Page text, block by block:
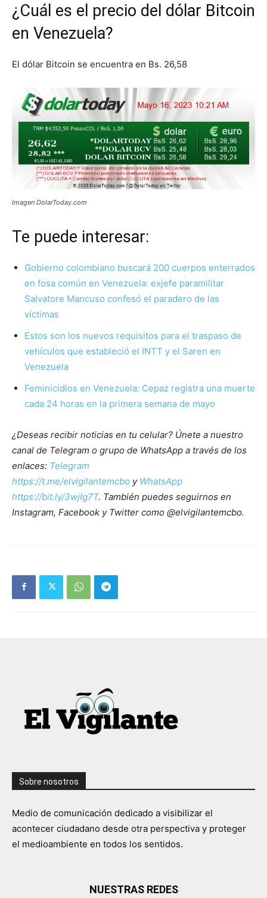
¿Cuál es el precio del dólar Bitcoin
en Venezuela?
El dólar Bitcoin se encuentra en Bs. 26,58
Imagen DolarToday.com
Te puede interesar:
Gobierno colombiano buscará 200 cuerpos enterrados
en fosa común en Venezuela: exjefe paramilitar
Salvatore Mancuso confesó el paradero de las
víctimas
Estos son los nuevos requisitos para el traspaso de
vehículos que estableció el INTT y el Saren en
Venezuela
Feminicidios en Venezuela: Cepaz registra una muerte
cada 24 horas en la primera semana de mayo
¿Deseas recibir noticias en tu celular? Únete a nuestro
canal de Telegram o grupo de WhatsApp a través de los
enlaces: Telegram
https://t.me/elvigilantemcbo y WhatsApp
https://bit.ly/3wjIg7T. También puedes seguirnos en
Instagram, Facebook y Twitter como @elvigilantemcbo.
Sobre nosotros
Medio de comunicación dedicado a visibilizar el
acontecer ciudadano desde otra perspectiva y proteger
el medioambiente en todos los sentidos.
NUESTRAS REDES